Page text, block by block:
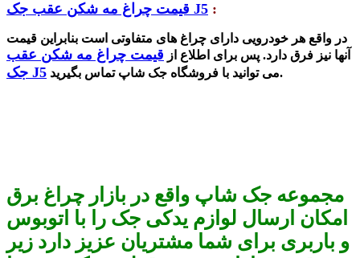
قیمت چراغ مه شکن عقب جک J5 :
در واقع هر خودرویی دارای چراغ های متفاوتی است بنابراین قیمت
آنها نیز فرق دارد. پس برای اطلاع از قیمت چراغ مه شکن عقب
جک J5
می توانید با فروشگاه جک شاپ تماس بگیرید.
مجموعه جک شاپ واقع در بازار چراغ برق
امکان ارسال لوازم یدکی جک را با اتوبوس
و باربری برای شما مشتریان عزیز دارد زیر